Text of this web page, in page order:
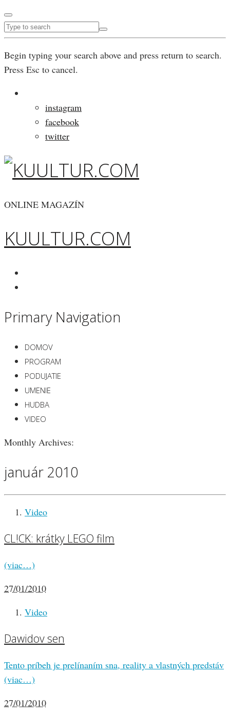
Begin typing your search above and press return to search.
Press Esc to cancel.
instagram
facebook
twitter
ONLINE MAGAZÍN
KUULTUR.COM
Primary Navigation
DOMOV
PROGRAM
PODUJATIE
UMENIE
HUDBA
VIDEO
Monthly Archives:
január 2010
Video
CL!CK: krátky LEGO film
(viac…)
27/01/2010
Video
Dawidov sen
Tento príbeh je prelínaním sna, reality a vlastných predstáv
(viac…)
27/01/2010